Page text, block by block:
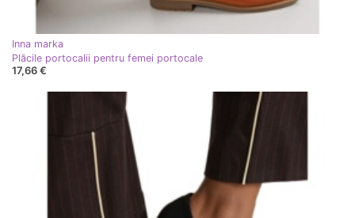
Inna marka
Plăcile portocalii pentru femei portocale
17,66 €